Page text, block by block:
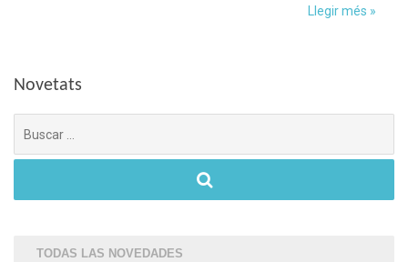
Llegir més »
Novetats
para:
TODAS LAS NOVEDADES